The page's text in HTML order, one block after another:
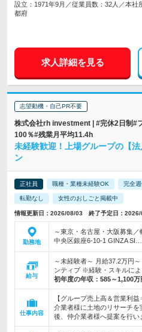
設立：1971年9月／従業員数：32人／本社
都府
求人詳細を見る
志望動機・自己PR不要
株式会社rh investment | #完休2日制#
100％#残業月平均11.4h
未経験歓迎！上場グループの【
ン
正社員 職種・業種未経験OK 完全
転勤なし 女性のおしごと掲載中
情報更新日：2026/08/03 終了予定日：
勤務地
～東京・名古屋・大阪募集
中央区銀座6-10-1 GINZA SI…
給与
～未経験者～ 月給37.2万円
ンティブ ※経験・スキルに
初年度の年収： 585～1,100万
仕事内容
【グループ売上高＆営業利
介業者様に土地のリサーチ
後、仲介業者様へ提案を行い